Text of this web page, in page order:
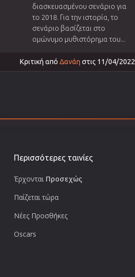
διασκευασμένου σενάριο για
το 2018. Για την ιστορία, το
σενάριο βασίζεται στο
ομώνυμο μυθιστόρημα του...
Κριτική από Δανάη στις 11/04/2022
Περισσότερες ταινίες
Έρχονται Προσεχώς
Παίζεται τώρα
Νέες Προσθήκες
Oscars